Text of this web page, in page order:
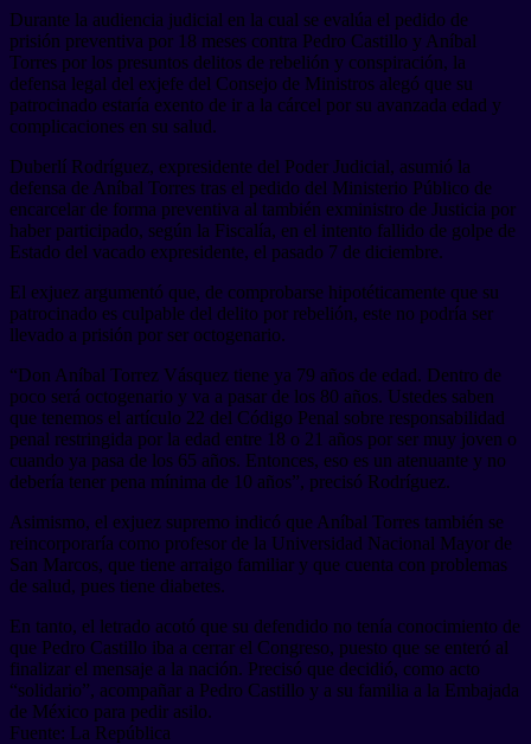
Durante la audiencia judicial en la cual se evalúa el pedido de
prisión preventiva por 18 meses contra Pedro Castillo y Aníbal
Torres por los presuntos delitos de rebelión y conspiración, la
defensa legal del exjefe del Consejo de Ministros alegó que su
patrocinado estaría exento de ir a la cárcel por su avanzada edad y
complicaciones en su salud.
Duberlí Rodríguez, expresidente del Poder Judicial, asumió la
defensa de Aníbal Torres tras el pedido del Ministerio Público de
encarcelar de forma preventiva al también exministro de Justicia por
haber participado, según la Fiscalía, en el intento fallido de golpe de
Estado del vacado expresidente, el pasado 7 de diciembre.
El exjuez argumentó que, de comprobarse hipotéticamente que su
patrocinado es culpable del delito por rebelión, este no podría ser
llevado a prisión por ser octogenario.
“Don Aníbal Torrez Vásquez tiene ya 79 años de edad. Dentro de
poco será octogenario y va a pasar de los 80 años. Ustedes saben
que tenemos el artículo 22 del Código Penal sobre responsabilidad
penal restringida por la edad entre 18 o 21 años por ser muy joven o
cuando ya pasa de los 65 años. Entonces, eso es un atenuante y no
debería tener pena mínima de 10 años”, precisó Rodríguez.
Asimismo, el exjuez supremo indicó que Aníbal Torres también se
reincorporaría como profesor de la Universidad Nacional Mayor de
San Marcos, que tiene arraigo familiar y que cuenta con problemas
de salud, pues tiene diabetes.
En tanto, el letrado acotó que su defendido no tenía conocimiento de
que Pedro Castillo iba a cerrar el Congreso, puesto que se enteró al
finalizar el mensaje a la nación. Precisó que decidió, como acto
“solidario”, acompañar a Pedro Castillo y a su familia a la Embajada
de México para pedir asilo.
Fuente: La República